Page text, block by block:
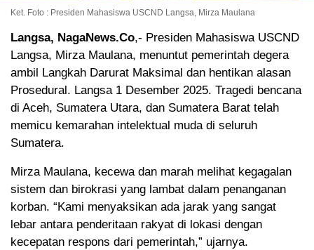
Ket. Foto : Presiden Mahasiswa USCND Langsa, Mirza Maulana
Langsa, NagaNews.Co,- Presiden Mahasiswa USCND
Langsa, Mirza Maulana, menuntut pemerintah degera
ambil Langkah Darurat Maksimal dan hentikan alasan
Prosedural. Langsa 1 Desember 2025. Tragedi bencana
di Aceh, Sumatera Utara, dan Sumatera Barat telah
memicu kemarahan intelektual muda di seluruh
Sumatera.
Mirza Maulana, kecewa dan marah melihat kegagalan
sistem dan birokrasi yang lambat dalam penanganan
korban. “Kami menyaksikan ada jarak yang sangat
lebar antara penderitaan rakyat di lokasi dengan
kecepatan respons dari pemerintah,” ujarnya.